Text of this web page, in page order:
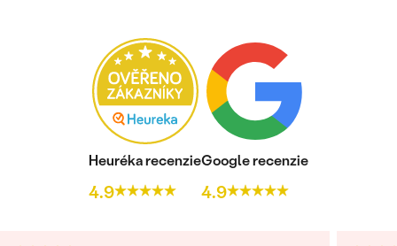
Heuréka recenzie
4.9
Google recenzie
4.9